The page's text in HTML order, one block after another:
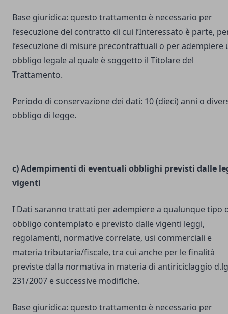
Base giuridica: questo trattamento è necessario per
l’esecuzione del contratto di cui l’Interessato è parte,
l’esecuzione di misure precontrattuali o per adempiere
obbligo legale al quale è soggetto il Titolare del
Trattamento.
Periodo di conservazione dei dati: 10 (dieci) anni o
obbligo di legge.
c) Adempimenti di eventuali obblighi previsti dalle
vigenti
I Dati saranno trattati per adempiere a qualunque tipo
obbligo contemplato e previsto dalle vigenti leggi,
regolamenti, normative correlate, usi commerciali e
materia tributaria/fiscale, tra cui anche per le finalità
previste dalla normativa in materia di antiriciclaggio
231/2007 e successive modifiche.
Base giuridica: questo trattamento è necessario per